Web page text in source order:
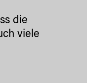
die
viele